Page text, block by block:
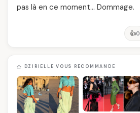
pas là en ce moment… Dommage.
👍0
DZIRIELLE VOUS RECOMMANDE